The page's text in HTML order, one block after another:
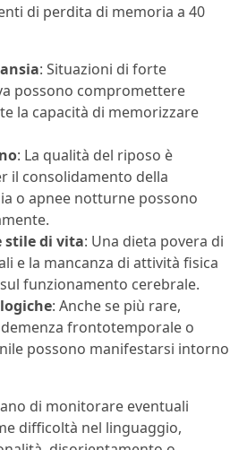
di perdita di memoria a 40
: Situazioni di forte
possono compromettere
la capacità di memorizzare
: La qualità del riposo è
il consolidamento della
o apnee notturne possono
stile di vita: Una dieta povera di
e la mancanza di attività fisica
funzionamento cerebrale.
: Anche se più rare,
frontotemporale o
possono manifestarsi intorno
di monitorare eventuali
difficoltà nel linguaggio,